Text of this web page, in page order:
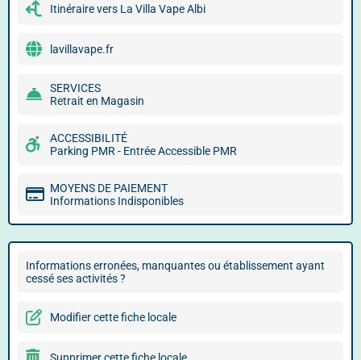
Itinéraire vers La Villa Vape Albi
lavillavape.fr
SERVICES
Retrait en Magasin
ACCESSIBILITÉ
Parking PMR - Entrée Accessible PMR
MOYENS DE PAIEMENT
Informations Indisponibles
Informations erronées, manquantes ou établissement ayant
cessé ses activités ?
Modifier cette fiche locale